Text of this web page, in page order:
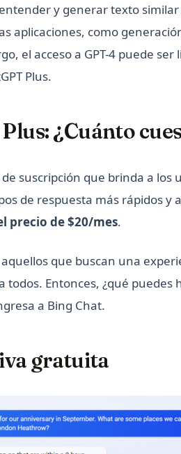
y generar texto
aplicaciones, como
el acceso a GPT-4 puede ser
Plus.
¿Cuánto
suscripción que brinda a los
de respuesta más rápidos y
precio de $20/mes.
que buscan una
Entonces, ¿qué puedes
a Bing Chat.
gratuita